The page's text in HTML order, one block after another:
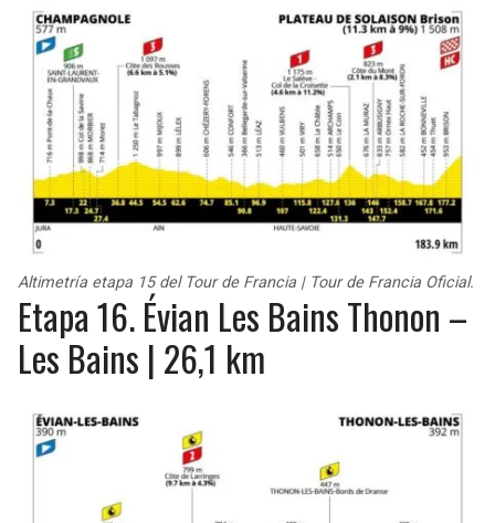
Altimetría etapa 15 del Tour de Francia | Tour de Francia Oficial.
Etapa 16. Évian Les Bains Thonon –
Les Bains | 26,1 km